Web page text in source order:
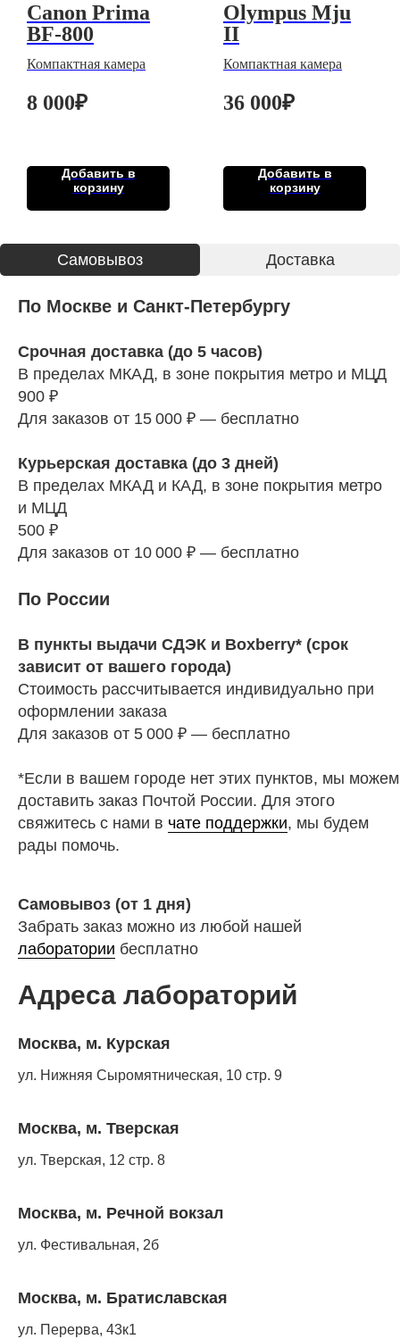
Canon Prima
BF-800
Компактная камера
8 000₽
Добавить в
корзину
Olympus Mju
II
Компактная камера
36 000₽
Добавить в
корзину
Cамовывоз Доставка
По Москве и Санкт-Петербургу
Срочная доставка (до 5 часов)
В пределах МКАД, в зоне покрытия метро и МЦД
900 ₽
Для заказов от 15 000 ₽ — бесплатно
Курьерская доставка (до 3 дней)
В пределах МКАД и КАД, в зоне покрытия метро
и МЦД
500 ₽
Для заказов от 10 000 ₽ — бесплатно
По России
В пункты выдачи СДЭК и Boxberry* (срок
зависит от вашего города)
Стоимость рассчитывается индивидуально при
оформлении заказа
Для заказов от 5 000 ₽ — бесплатно
*Если в вашем городе нет этих пунктов, мы можем
доставить заказ Почтой России. Для этого
свяжитесь с нами в чате поддержки, мы будем
рады помочь.
Самовывоз (от 1 дня)
Забрать заказ можно из любой нашей
лаборатории бесплатно
Адреса лабораторий
Москва, м. Курская
ул. Нижняя Сыромятническая, 10 стр. 9
Москва, м. Тверская
ул. Тверская, 12 стр. 8
Москва, м. Речной вокзал
ул. Фестивальная, 2б
Москва, м. Братиславская
ул. Перерва, 43к1